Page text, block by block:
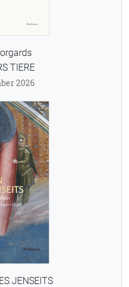
TIERE
2026
JENSEITS